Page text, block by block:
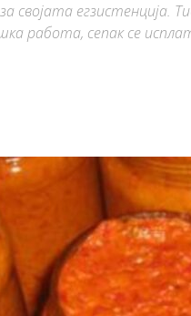
својата егзистенција.
работа, сепак се